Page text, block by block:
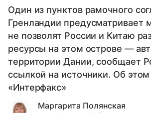
Один из пунктов рамочного
Гренландии предусматривает
не позволят России и Китаю
ресурсы на этом острове —
территории Дании, сообщает
ссылкой на источники. Об
«Интерфакс»
Маргарита Полянская